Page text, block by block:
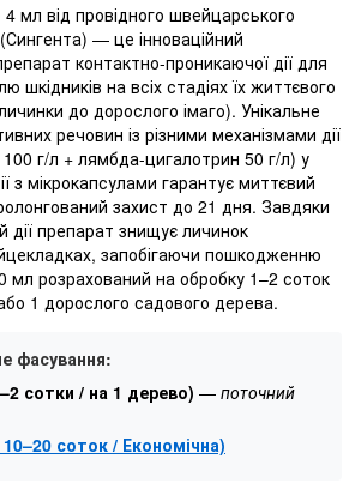
4 мл від провідного швейцарського
— це інноваційний
контактно-проникаючої дії для
шкідників на всіх стадіях їх життєвого
до дорослого імаго). Унікальне
речовин із різними механізмами дії
100 г/л + лямбда-цигалотрин 50 г/л) у
з мікрокапсулами гарантує миттєвий
захист до 21 дня. Завдяки
дії препарат знищує личинок
запобігаючи пошкодженню
розрахований на обробку 1–2 соток
1 дорослого садового дерева.
фасування:
сотки / на 1 дерево) — поточний
соток / Економічна)